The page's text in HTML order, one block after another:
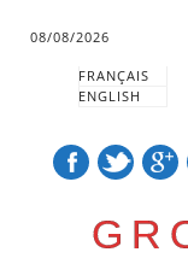
08/08/2026
FRANÇAIS
ENGLISH